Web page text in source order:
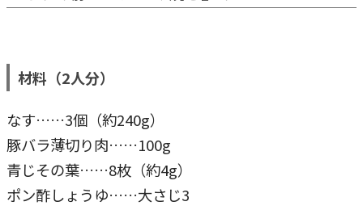
材料（2人分）
なす……3個（約240g）
豚バラ薄切り肉……100g
青じその葉……8枚（約4g）
ポン酢しょうゆ……大さじ3